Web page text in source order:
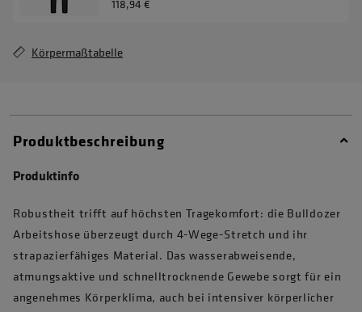
118,94 €
Körpermaßtabelle
Produktbeschreibung
Produktinfo
Robustheit trifft auf höchsten Tragekomfort: die Bulldozer
Arbeitshose überzeugt durch 4-Wege-Stretch und ihr
strapazierfähiges Material. Das wasserabweisende,
atmungsaktive und schnelltrocknende Gewebe sorgt für ein
angenehmes Körperklima, auch bei intensiver körperlicher